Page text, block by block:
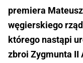
premiera
węgierskiego
którego nastąpi
zbroi Zygmunta II